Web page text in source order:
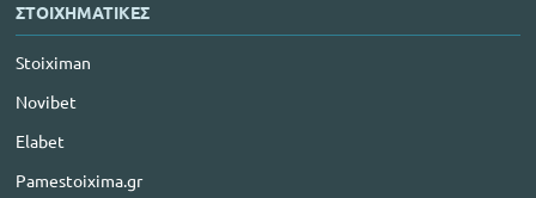
ΣΤΟΙΧΗΜΑΤΙΚΕΣ
Stoiximan
Novibet
Elabet
Pamestoixima.gr